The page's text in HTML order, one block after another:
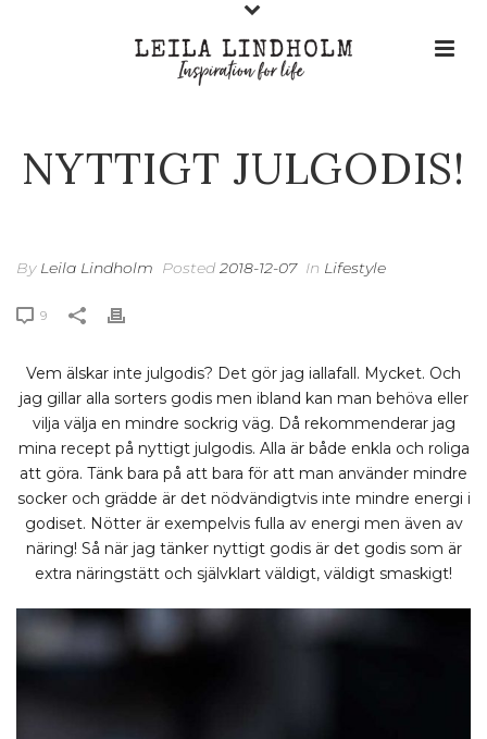
NYTTIGT JULGODIS!
By Leila Lindholm Posted 2018-12-07 In Lifestyle
9
Vem älskar inte julgodis? Det gör jag iallafall. Mycket. Och
jag gillar alla sorters godis men ibland kan man behöva eller
vilja välja en mindre sockrig väg. Då rekommenderar jag
mina recept på nyttigt julgodis. Alla är både enkla och roliga
att göra. Tänk bara på att bara för att man använder mindre
socker och grädde är det nödvändigtvis inte mindre energi i
godiset. Nötter är exempelvis fulla av energi men även av
näring! Så när jag tänker nyttigt godis är det godis som är
extra näringstätt och självklart väldigt, väldigt smaskigt!